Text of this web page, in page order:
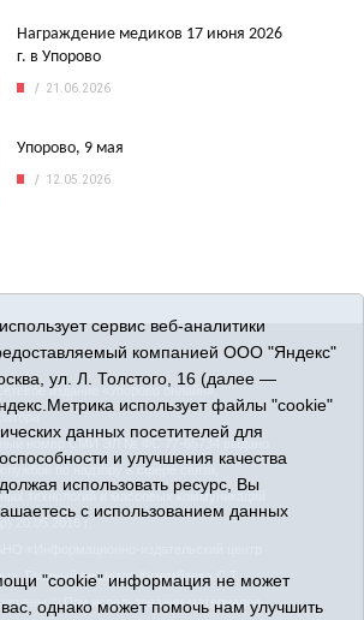
Награждение медиков 17 июня 2026
г. в Упорово
21.06.2026
Упорово, 9 мая
12.05.2026
издание «Упорово онлайн».
номер СМИ ЭЛ № ФС 77-65734 выдано
по надзору в сфере связи,
технологий и массовых коммуникаций
Главный редактор Кузембаева С.Т.
© При использовании материалов
сервис веб-аналитики
компанией ООО "Яндекс"
ул. Л. Толстого, 16 (далее —
использует файлы "cookie"
данных посетителей для
и улучшения качества
использовать ресурс, Вы
с использованием данных
"cookie" информация не может
однако может помочь нам улучшить